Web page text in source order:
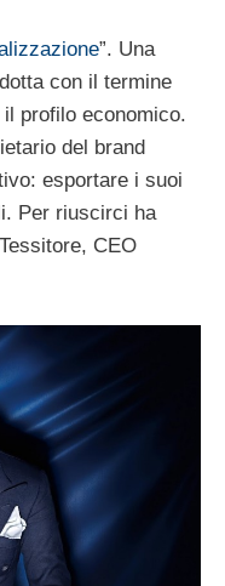
”. Una
con il termine
profilo economico.
del brand
esportare i suoi
Per riuscirci ha
CEO